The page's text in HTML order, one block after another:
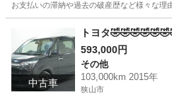
お支払いの滞納や過去の破産歴など様々な
川越駅 アルトラパ
中古車
トヨタ
593,000円
その他
103,000km 2015年
狭山市